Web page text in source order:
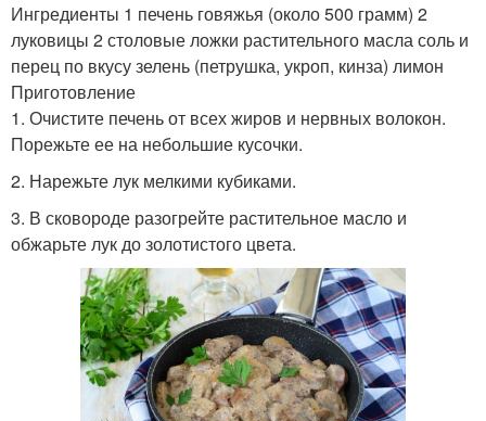
Ингредиенты 1 печень говяжья (около 500 грамм) 2
луковицы 2 столовые ложки растительного масла соль и
перец по вкусу зелень (петрушка, укроп, кинза) лимон
Приготовление
1. Очистите печень от всех жиров и нервных волокон.
Порежьте ее на небольшие кусочки.
2. Нарежьте лук мелкими кубиками.
3. В сковороде разогрейте растительное масло и
обжарьте лук до золотистого цвета.